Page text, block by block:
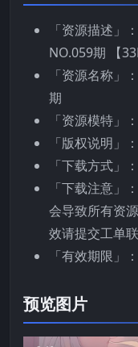
「资源描述」
NO.059期 【
「资源名称」：
期
「资源模特」
「版权说明」
「下载方式」
「下载注意」
会导致所有资
效请提交工单
「有效期限」
预览图片